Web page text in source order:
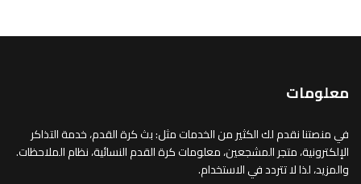
معلومات
في منصتنا نقدم لك الكثير من الخدمات مثل: بث كرة القدم، خدمة التذاكر
الإلكترونية، متجر المشجعين، معلومات كرة القدم النسائية، نظام الملاحظات.
والمزيد، لذا لا تتردد في الاستخدام.